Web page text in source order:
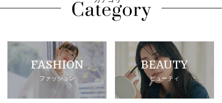
FASHION
ファッション
BEAUTY
ビューティ